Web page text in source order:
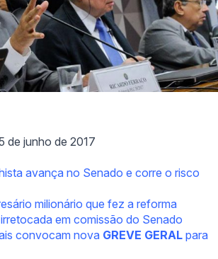
de junho de 2017
avança no Senado e corre o risco
milionário que fez a reforma
em comissão do Senado
convocam nova GREVE GERAL para